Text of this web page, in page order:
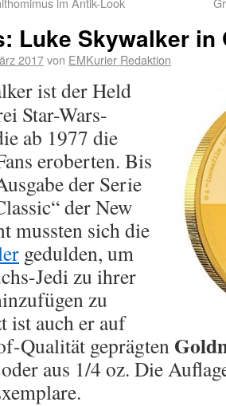
Luke Skywalker in
2017von EMKurier Redaktion
ist der Held
Star-Wars-
ab 1977 die
eroberten. Bis
der Serie
der New
mussten sich die
gedulden, um
Jedi zu ihrer
zu
ist auch er auf
Qualität geprägten
aus 1/4 oz. Die